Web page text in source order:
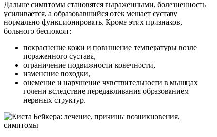
Дальше симптомы становятся выраженными, болезненность
усиливается, а образовавшийся отек мешает суставу
нормально функционировать. Кроме этих признаков,
больного беспокоят:
покраснение кожи и повышение температуры возле
пораженного сустава,
ограничение подвижности конечности,
изменение походки,
онемение и нарушение чувствительности в мышцах
голени вследствие передавливания образованием
нервных структур.